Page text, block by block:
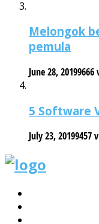
Melongok
pemula
June 28, 20199666
5 Software
July 23, 20199457